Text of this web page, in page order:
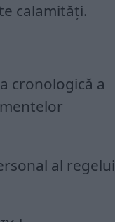
calamităţi.
cronologică a
al regelui